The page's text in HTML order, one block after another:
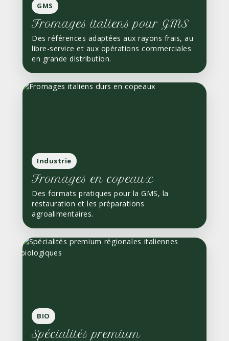
GMS
Fromages italiens pour GMS
Des références adaptées aux rayons frais, au
libre-service et aux opérations commerciales
en grande distribution.
Industrie
Fromages en copeaux
Des formats pratiques pour la GMS, la
restauration et les préparations
agroalimentaires.
BIO
Spécialités premium